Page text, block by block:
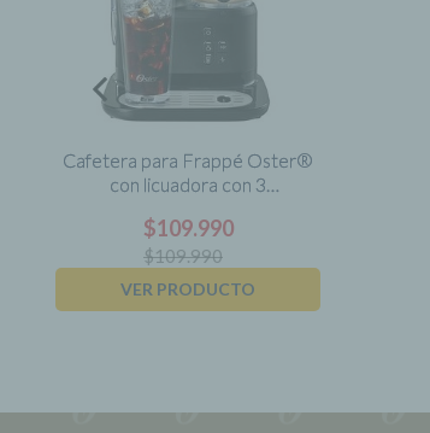
Cafetera para Frappé Oster®
con licuadora con 3
BVSTDC03B
$109.990
$109.990
VER PRODUCTO